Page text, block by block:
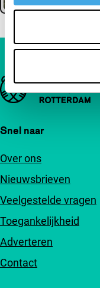
Belangrijke links
Snel naar
Over ons
Nieuwsbrieven
Veelgestelde vragen
Toegankelijkheid
Adverteren
Contact